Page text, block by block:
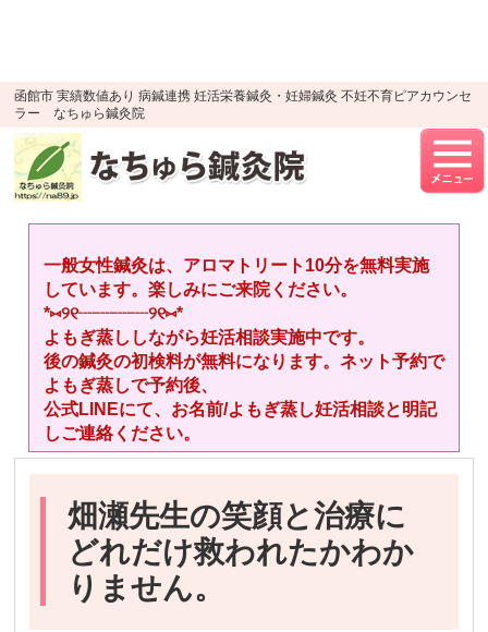
函館市 実績数値あり 病鍼連携 妊活栄養鍼灸・妊婦鍼灸 不妊不育ピアカウンセ
ラー なちゅら鍼灸院
一般女性鍼灸は、アロマトリート10分を無料実施
しています。楽しみにご来院ください。
*⑅︎୨୧┈︎┈︎┈︎┈︎୨୧⑅︎*
よもぎ蒸ししながら妊活相談実施中です。
後の鍼灸の初検料が無料になります。ネット予約で
よもぎ蒸しで予約後、
公式LINEにて、お名前/よもぎ蒸し妊活相談と明記
しご連絡ください。
畑瀬先生の笑顔と治療に
どれだけ救われたかわか
りません。